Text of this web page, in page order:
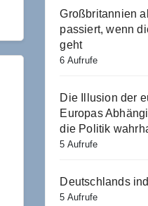
Großbritannien
passiert, wenn
geht
6 Aufrufe
Die Illusion der
Europas
die Politik
5 Aufrufe
Deutschlands
5 Aufrufe